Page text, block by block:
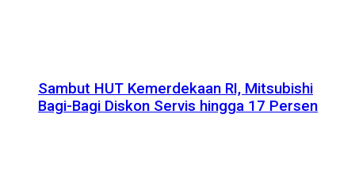
Sambut HUT Kemerdekaan RI, Mitsubishi
Bagi-Bagi Diskon Servis hingga 17 Persen